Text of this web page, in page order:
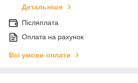
Детальніше
Післяплата
Оплата на рахунок
Всі умови оплати